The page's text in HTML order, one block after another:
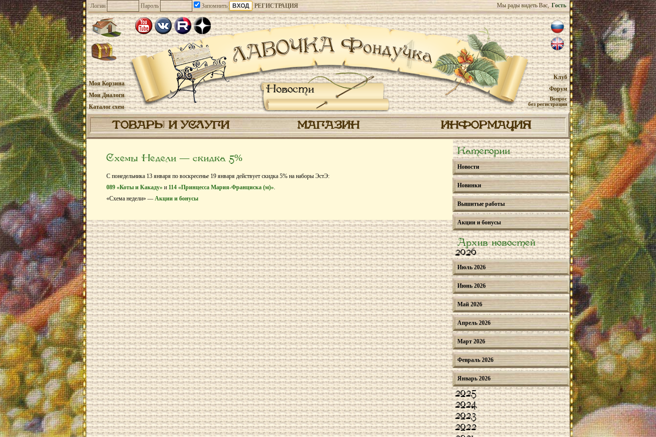
Логин Пароль Запомнить РЕГИСТРАЦИЯ Мы рады видеть Вас, Гость
Новости
Моя Корзина
Мои Диалоги
Каталог схем
Клуб
Форум
Вопрос
без регистрации
ТОВАРЫ И УСЛУГИ МАГАЗИН ИНФОРМАЦИЯ
Схемы Недели — скидка 5%
С понедельника 13 января по воскресенье 19 января действует скидка 5% на наборы ЭстЭ:
089 «Коты и Какаду» и 114 «Принцесса Мария-Франциска (м)».
«Схема недели» — Акции и бонусы
Категории
Новости
Новинки
Вышитые работы
Акции и бонусы
Архив новостей
2026
Июль 2026
Июнь 2026
Май 2026
Апрель 2026
Март 2026
Февраль 2026
Январь 2026
2025
2024
2023
2022